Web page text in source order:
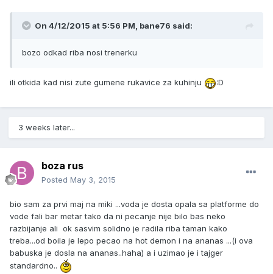
On 4/12/2015 at 5:56 PM, bane76 said:
bozo odkad riba nosi trenerku
ili otkida kad nisi zute gumene rukavice za kuhinju :D
3 weeks later...
boza rus
Posted May 3, 2015
bio sam za prvi maj na miki ...voda je dosta opala sa platforme do
vode fali bar metar tako da ni pecanje nije bilo bas neko
razbijanje ali ok sasvim solidno je radila riba taman kako
treba...od boila je lepo pecao na hot demon i na ananas ...(i ova
babuska je dosla na ananas..haha) a i uzimao je i tajger
standardno..